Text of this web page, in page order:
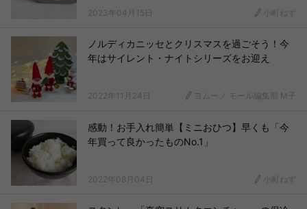
2023年04月15日 小町ねず
ノルディカニッセとクリスマスを過ごそう！今
年はサイレント・ナイトシリーズをお迎え
2022年11月24日 ヨムーノ モール編集部 M子
感動！お手入れ簡単【ミニおひつ】早くも「今
年買って良かったものNo.1」
2022年08月04日 小町ねず